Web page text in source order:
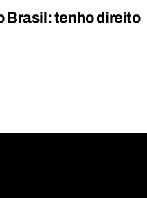
Brasil: tenho direito